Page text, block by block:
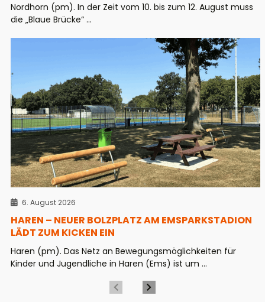
Nordhorn (pm). In der Zeit vom 10. bis zum 12. August muss
die „Blaue Brücke“ ...
6. August 2026
HAREN – NEUER BOLZPLATZ AM EMSPARKSTADION
LÄDT ZUM KICKEN EIN
Haren (pm). Das Netz an Bewegungsmöglichkeiten für
Kinder und Jugendliche in Haren (Ems) ist um ...